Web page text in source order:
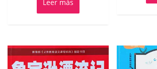
Leer más